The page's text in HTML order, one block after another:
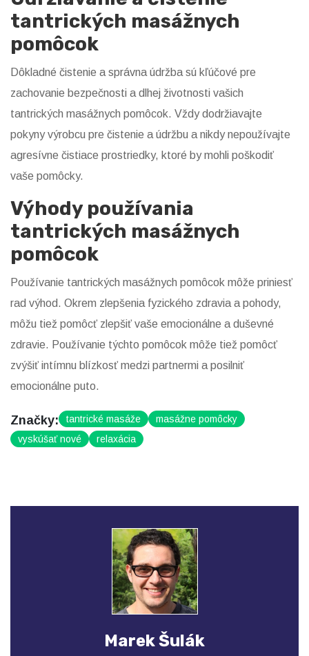
tantrických masážnych
pomôcok
Dôkladné čistenie a správna údržba sú kľúčové pre
zachovanie bezpečnosti a dlhej životnosti vašich
tantrických masážnych pomôcok. Vždy dodržiavajte
pokyny výrobcu pre čistenie a údržbu a nikdy nepoužívajte
agresívne čistiace prostriedky, ktoré by mohli poškodiť
vaše pomôcky.
Výhody používania
tantrických masážnych
pomôcok
Používanie tantrických masážnych pomôcok môže priniesť
rad výhod. Okrem zlepšenia fyzického zdravia a pohody,
môžu tiež pomôcť zlepšiť vaše emocionálne a duševné
zdravie. Používanie týchto pomôcok môže tiež pomôcť
zvýšiť intímnu blízkosť medzi partnermi a posilniť
emocionálne puto.
Značky: tantrické masáže
masážne pomôcky
vyskúšať nové
relaxácia
Marek Šulák